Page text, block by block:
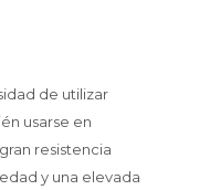
de utilizar
usarse en
resistencia
y una elevada